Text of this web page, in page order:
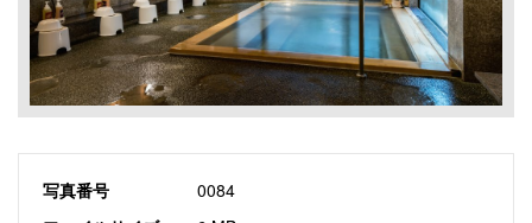
写真番号
0084